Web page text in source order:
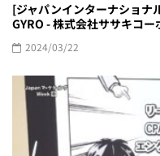
[ジャパンインターナショナ
GYRO - 株式会社ササキコー
2024/03/22